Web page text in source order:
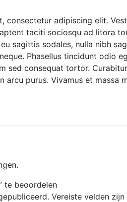
consectetur adipiscing elit.
taciti sociosqu ad litora
sagittis sodales, nulla nibh
Phasellus tincidunt odio
sed consequat tortor.
arcu purus. Vivamus et massa
te beoordelen
Vereiste velden